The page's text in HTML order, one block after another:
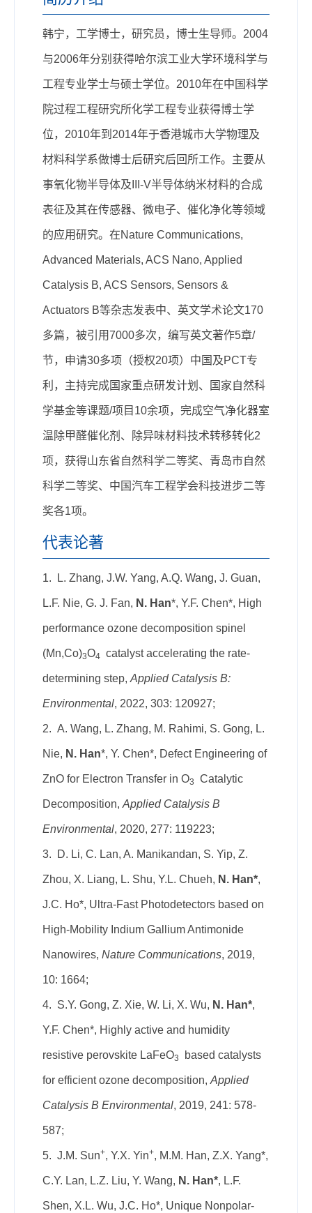
韩宁，工学博士，研究员，博士生导师。2004
与2006年分别获得哈尔滨工业大学环境科学与
工程专业学士与硕士学位。2010年在中国科学
院过程工程研究所化学工程专业获得博士学
位，2010年到2014年于香港城市大学物理及
材料科学系做博士后研究后回所工作。主要从
事氧化物半导体及III-V半导体纳米材料的合成
表征及其在传感器、微电子、催化净化等领域
的应用研究。在Nature Communications,
Advanced Materials, ACS Nano, Applied
Catalysis B, ACS Sensors, Sensors &
Actuators B等杂志发表中、英文学术论文170
多篇，被引用7000多次，编写英文著作5章/
节，申请30多项（授权20项）中国及PCT专
利，主持完成国家重点研发计划、国家自然科
学基金等课题/项目10余项，完成空气净化器室
温除甲醛催化剂、除异味材料技术转移转化2
项，获得山东省自然科学二等奖、青岛市自然
科学二等奖、中国汽车工程学会科技进步二等
奖各1项。
代表论著
1. L. Zhang, J.W. Yang, A.Q. Wang, J. Guan,
L.F. Nie, G. J. Fan, N. Han*, Y.F. Chen*, High
performance ozone decomposition spinel
(Mn,Co)3O4 catalyst accelerating the rate-
determining step, Applied Catalysis B:
Environmental, 2022, 303: 120927;
2. A. Wang, L. Zhang, M. Rahimi, S. Gong, L.
Nie, N. Han*, Y. Chen*, Defect Engineering of
ZnO for Electron Transfer in O3 Catalytic
Decomposition, Applied Catalysis B
Environmental, 2020, 277: 119223;
3. D. Li, C. Lan, A. Manikandan, S. Yip, Z.
Zhou, X. Liang, L. Shu, Y.L. Chueh, N. Han*,
J.C. Ho*, Ultra-Fast Photodetectors based on
High-Mobility Indium Gallium Antimonide
Nanowires, Nature Communications, 2019,
10: 1664;
4. S.Y. Gong, Z. Xie, W. Li, X. Wu, N. Han*,
Y.F. Chen*, Highly active and humidity
resistive perovskite LaFeO3 based catalysts
for efficient ozone decomposition, Applied
Catalysis B Environmental, 2019, 241: 578-
587;
5. J.M. Sun+, Y.X. Yin+, M.M. Han, Z.X. Yang*,
C.Y. Lan, L.Z. Liu, Y. Wang, N. Han*, L.F.
Shen, X.L. Wu, J.C. Ho*, Unique Nonpolar-